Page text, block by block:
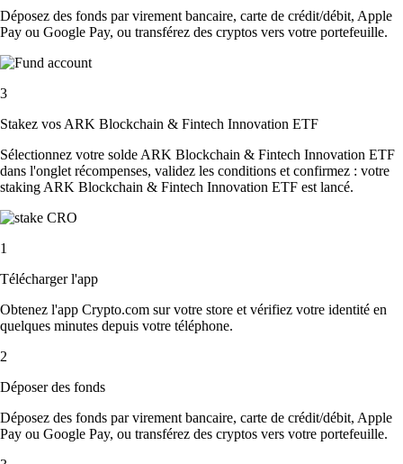
Déposez des fonds par virement bancaire, carte de crédit/débit, Apple
Pay ou Google Pay, ou transférez des cryptos vers votre portefeuille.
3
Stakez vos ARK Blockchain & Fintech Innovation ETF
Sélectionnez votre solde ARK Blockchain & Fintech Innovation ETF
dans l'onglet récompenses, validez les conditions et confirmez : votre
staking ARK Blockchain & Fintech Innovation ETF est lancé.
1
Télécharger l'app
Obtenez l'app Crypto.com sur votre store et vérifiez votre identité en
quelques minutes depuis votre téléphone.
2
Déposer des fonds
Déposez des fonds par virement bancaire, carte de crédit/débit, Apple
Pay ou Google Pay, ou transférez des cryptos vers votre portefeuille.